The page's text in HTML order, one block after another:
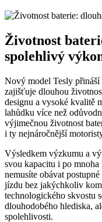
Životnost
spolehlivý
Nový model Tesly
zajišťuje dlouhou
designu a vysoké kvalitě
lahůdku více než
výjimečnou životnost
i ty nejnáročnější
Výsledkem výzkumu a
svou kapacitu i po mnoha
nemusíte obávat
jízdu bez jakýchkoliv
technologického skvostu
dlouhodobého hlediska,
spolehlivosti.